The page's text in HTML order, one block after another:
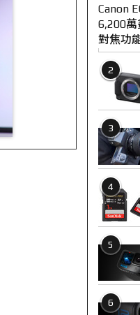
Canon
6,200萬
對焦功
2
3
4
5
6